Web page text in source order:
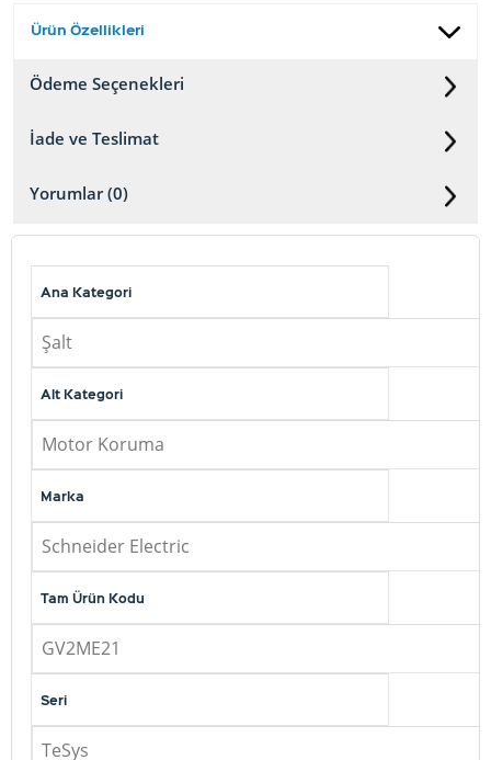
Ürün Özellikleri
Ödeme Seçenekleri
İade ve Teslimat
Yorumlar (0)
Ana Kategori
Şalt
Alt Kategori
Motor Koruma
Marka
Schneider Electric
Tam Ürün Kodu
GV2ME21
Seri
TeSys